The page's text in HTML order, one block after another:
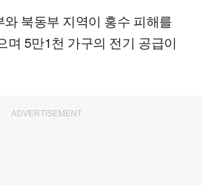
북동부 지역이 홍수 피해를
며 5만1천 가구의 전기 공급이
ADVERTISEMENT